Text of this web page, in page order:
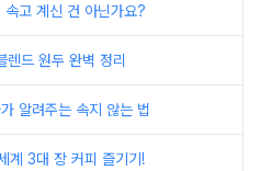
속고 계신 건 아닌가요?
드 원두 완벽 정리
알려주는 속지 않는 법
계 3대 장 커피 즐기기!